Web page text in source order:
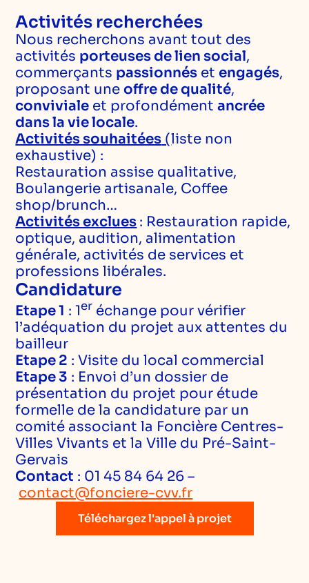
Activités recherchées
Nous recherchons avant tout des
activités porteuses de lien social,
commerçants passionnés etengagés,
proposant uneoffre de qualité,
conviviale et profondémentancrée
dans la vie locale.
Activités souhaitées (liste non
exhaustive) :
Restauration assise qualitative,
Boulangerie artisanale, Coffee
shop/brunch…
Activités exclues : Restauration rapide,
optique, audition, alimentation
générale, activités de services et
professions libérales.
Candidature
Etape 1 : 1er échange pour vérifier
l’adéquation du projet aux attentes du
bailleur
Etape 2 : Visite du local commercial
Etape 3 : Envoi d’un dossier de
présentation du projet pour étude
formelle de la candidature par un
comité associant la Foncière Centres-
Villes Vivants et la Ville du Pré-Saint-
Gervais
Contact : 01 45 84 64 26 –
contact@fonciere-cvv.fr
Téléchargez l'appel à projet
Téléchargez l'appel à projet